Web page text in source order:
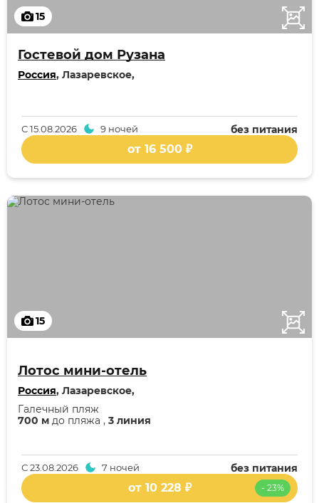
15
Гостевой дом Рузана
Россия, Лазаревское,
без питания
С15.08.2026 9 ночей
от 16 500 ₽
15
Лотос мини-отель
Россия, Лазаревское,
700 м до пляжа , 3 линия
Галечный пляж
без питания
С23.08.2026 7 ночей
- 23%
от 10 228 ₽